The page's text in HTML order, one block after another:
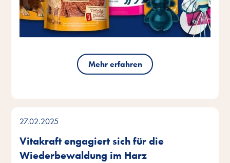
Mehr erfahren
27.02.2025
Vitakraft engagiert sich für die
Wiederbewaldung im Harz